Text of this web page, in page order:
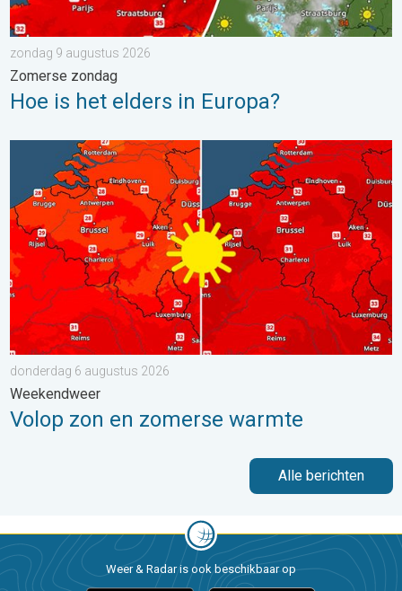
zondag 9 augustus 2026
Zomerse zondag
Hoe is het elders in Europa?
Volop zon en zomerse warmte. Weekendweer. . . donderdag
donderdag 6 augustus 2026
Weekendweer
Volop zon en zomerse warmte
Alle berichten
Weer & Radar is ook beschikbaar op